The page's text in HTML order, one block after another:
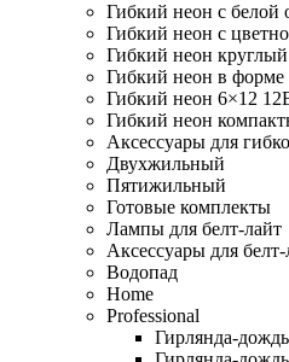
Гибкий неон с белой
Гибкий неон с
Гибкий неон круглый
Гибкий неон в форме
Гибкий неон 6×12
Гибкий неон
Аксессуары для
Двухжильный
Пятижильный
Готовые комплекты
Лампы для белт-лайт
Аксессуары для белт-
Водопад
Home
Professional
Гирлянда-